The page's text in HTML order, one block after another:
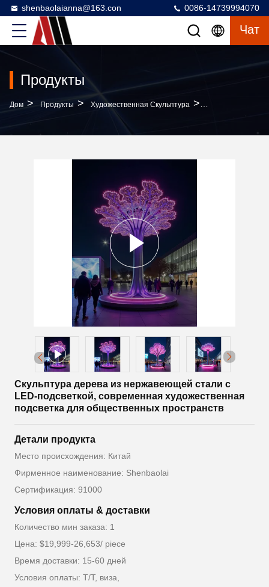
shenbaolaianna@163.con 0086-14739994070
Чат
Продукты
Дом > Продукты > Художественная Скульптура >
Скульптура дерева из нержавеющей стали с
LED-подсветкой, современная художественная
подсветка для общественных пространств
Детали продукта
Место происхождения: Китай
Фирменное наименование: Shenbaolai
Сертификация: 91000
Условия оплаты & доставки
Количество мин заказа: 1
Цена: $19,999-26,653/ piece
Время доставки: 15-60 дней
Условия оплаты: Т/Т, виза,